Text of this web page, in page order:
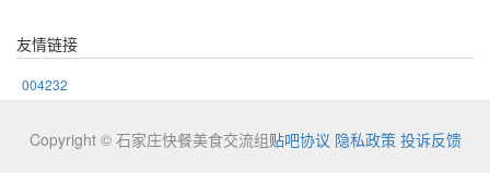
友情链接
004232
Copyright © 石家庄快餐美食交流组贴吧协议 隐私政策 投诉反馈